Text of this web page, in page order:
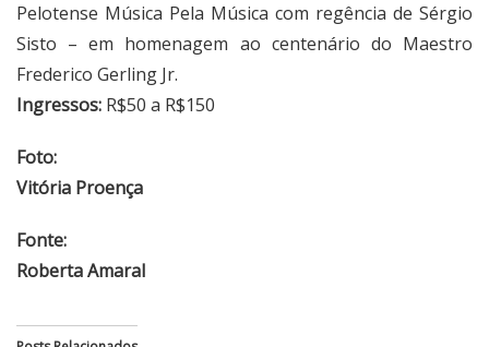
Pelotense Música Pela Música com regência de Sérgio
Sisto – em homenagem ao centenário do Maestro
Frederico Gerling Jr.
Ingressos: R$50 a R$150
Foto:
Vitória Proença
Fonte:
Roberta Amaral